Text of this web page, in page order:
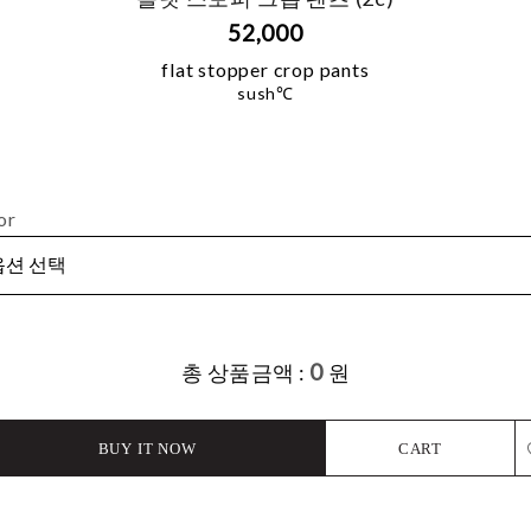
52,000
flat stopper crop pants
sush℃
총 상품금액 : 0 원
BUY IT NOW CART